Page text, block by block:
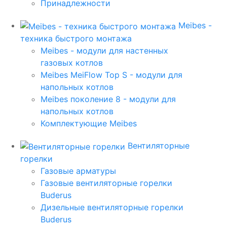
Принадлежности
Meibes -
техника быстрого монтажа
Meibes - модули для настенных
газовых котлов
Meibes MeiFlow Top S - модули для
напольных котлов
Meibes поколение 8 - модули для
напольных котлов
Комплектующие Meibes
Вентиляторные
горелки
Газовые арматуры
Газовые вентиляторные горелки
Buderus
Дизельные вентиляторные горелки
Buderus